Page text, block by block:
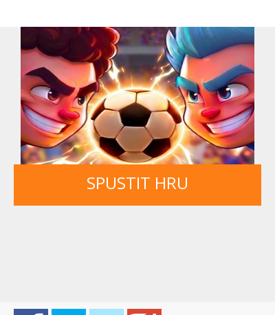
SPUSTIT HRU